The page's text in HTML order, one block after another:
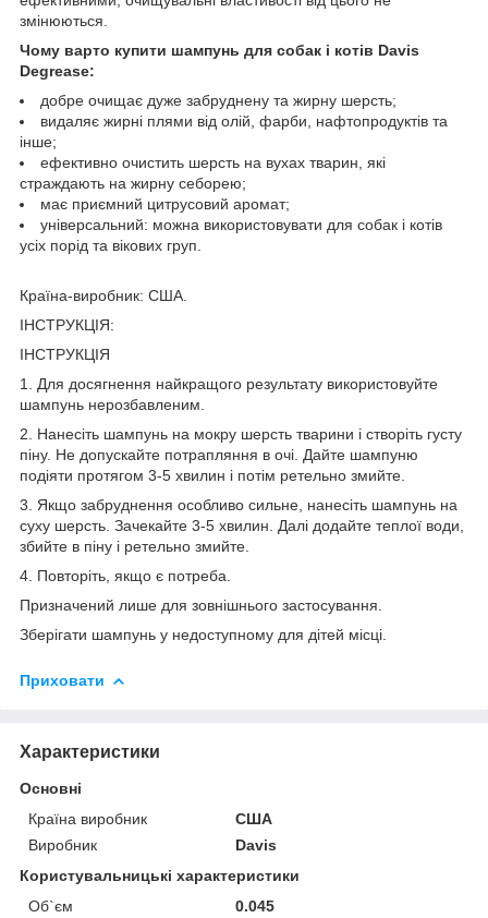
змінюються.
Чому варто купити шампунь для собак і котів Davis
Degrease:
добре очищає дуже забруднену та жирну шерсть;
видаляє жирні плями від олій, фарби, нафтопродуктів та
інше;
ефективно очистить шерсть на вухах тварин, які
страждають на жирну себорею;
має приємний цитрусовий аромат;
універсальний: можна використовувати для собак і котів
усіх порід та вікових груп.
Країна-виробник: США.
ІНСТРУКЦІЯ:
ІНСТРУКЦІЯ
1. Для досягнення найкращого результату використовуйте
шампунь нерозбавленим.
2. Нанесіть шампунь на мокру шерсть тварини і створіть густу
піну. Не допускайте потрапляння в очі. Дайте шампуню
подіяти протягом 3-5 хвилин і потім ретельно змийте.
3. Якщо забруднення особливо сильне, нанесіть шампунь на
суху шерсть. Зачекайте 3-5 хвилин. Далі додайте теплої води,
збийте в піну і ретельно змийте.
4. Повторіть, якщо є потреба.
Призначений лише для зовнішнього застосування.
Зберігати шампунь у недоступному для дітей місці.
Приховати
Характеристики
Основні
Країна виробник
США
Виробник
Davis
Користувальницькі характеристики
Об`єм
0.045